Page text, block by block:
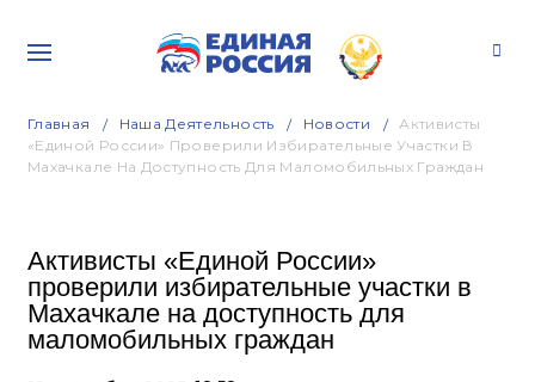
Главная Наша Деятельность Новости
Активисты
«Единой России» Проверили Избирательные Участки В
Махачкале На Доступность Для Маломобильных Граждан
Активисты «Единой России»
проверили избирательные участки в
Махачкале на доступность для
маломобильных граждан